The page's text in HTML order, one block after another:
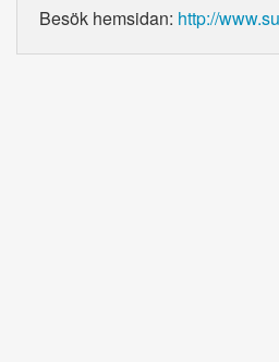
Besök hemsidan: http://